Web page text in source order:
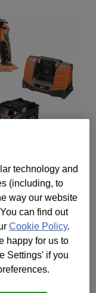
technology and
(including, to
way our website
can find out
Cookie Policy.
happy for us to
Settings' if you